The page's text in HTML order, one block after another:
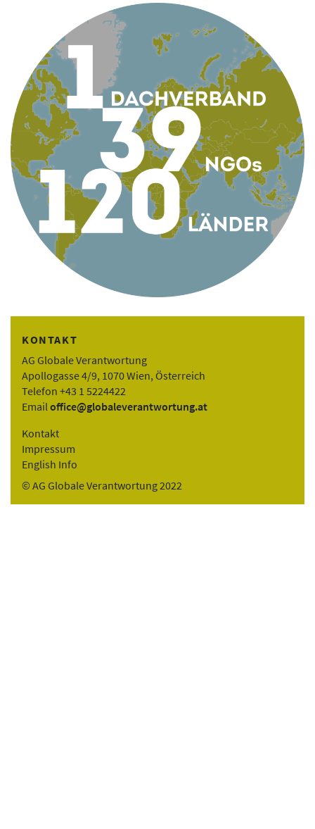
KONTAKT
AG Globale Verantwortung
Apollogasse 4/9, 1070 Wien, Österreich
Telefon +43 1 5224422
Emailoffice@globaleverantwortung.at
Kontakt
Impressum
English Info
© AG Globale Verantwortung 2022